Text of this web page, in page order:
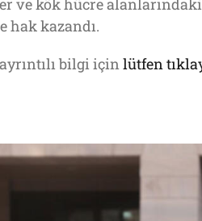
ve kök hücre
hak kazandı.
bilgi içinlütfen